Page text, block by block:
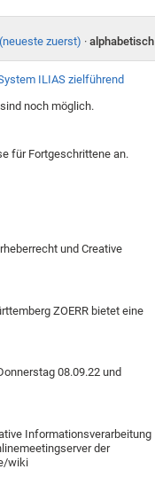
zuerst) · alphabetisch
ILIAS zielführend
noch möglich.
für Fortgeschrittene an.
und Creative
ZOERR bietet eine
08.09.22 und
Informationsverarbeitung
der
wiki